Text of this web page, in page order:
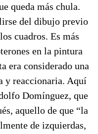
queda más chula.
del dibujo previo
cuadros. Es más
en la pintura
era considerado una
y reaccionaria. Aquí
Domínguez, que
aquello de que “la
de izquierdas,